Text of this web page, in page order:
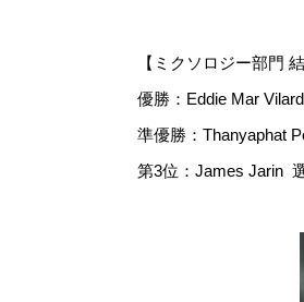
【ミクソロジー部門
優勝：Eddie Mar
準優勝：Thanyaphat
第3位：James Jarin